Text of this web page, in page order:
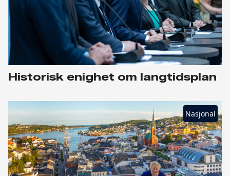
Historisk enighet om langtidsplan
Nasjonal